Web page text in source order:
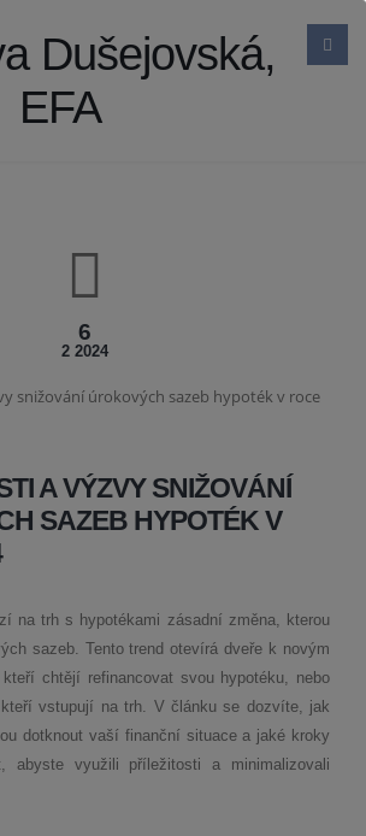
Dušejovská,
EFA
6
2 2024
A VÝZVY SNIŽOVÁNÍ
SAZEB HYPOTÉK V
na trh s hypotékami zásadní změna, kterou
sazeb. Tento trend otevírá dveře k novým
chtějí refinancovat svou hypotéku, nebo
vstupují na trh. V článku se dozvíte, jak
dotknout vaší finanční situace a jaké kroky
abyste využili příležitosti a minimalizovali